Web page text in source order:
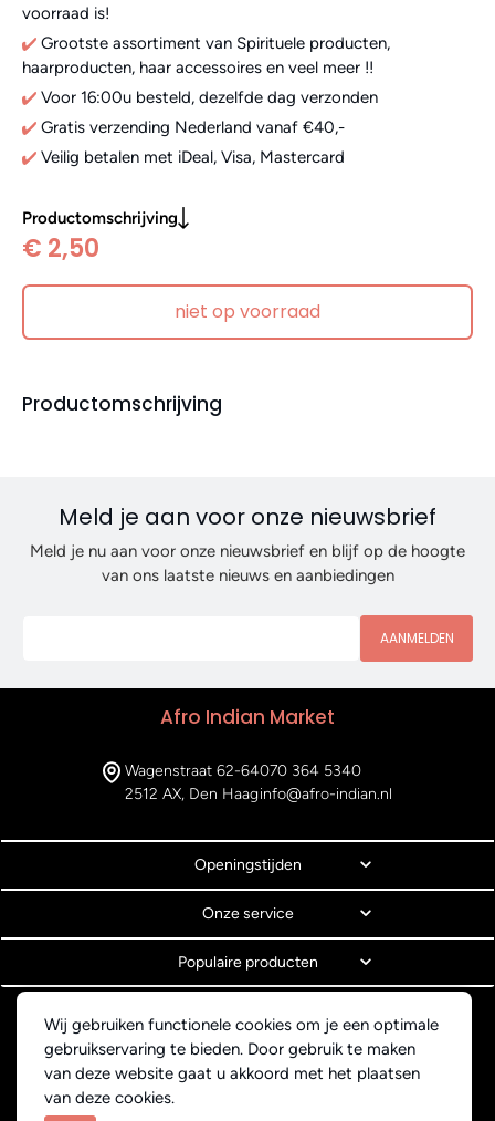
Wij gebruiken functionele cookies om je een optimale
gebruikservaring te bieden. Door gebruik te maken
van deze website gaat u akkoord met het plaatsen
van deze cookies.
voorraad is!
Grootste assortiment van Spirituele producten,
haarproducten, haar accessoires en veel meer !!
Voor 16:00u besteld, dezelfde dag verzonden
Gratis verzending Nederland vanaf €40,-
Veilig betalen met iDeal, Visa, Mastercard
Productomschrijving
€ 2,50
niet op voorraad
Productomschrijving
Meld je aan voor onze nieuwsbrief
Meld je nu aan voor onze nieuwsbrief en blijf op de hoogte
van ons laatste nieuws en aanbiedingen
AANMELDEN
Afro Indian Market
Wagenstraat 62-64
2512 AX, Den Haag
070 364 5340
info@afro-indian.nl
Openingstijden
Onze service
Populaire producten
© Copyright 2026 Afro Indian Market
Algemene voorwaarden
Privacyverklaring
Webdesign BEWISE Solutions